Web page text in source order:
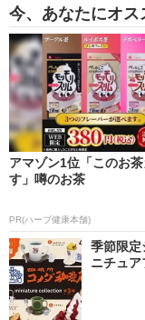
今、あなたにオス
アマゾン1位「このお
す」噂のお茶
PR(ハーブ健康本舗)
季節限
ニチュ